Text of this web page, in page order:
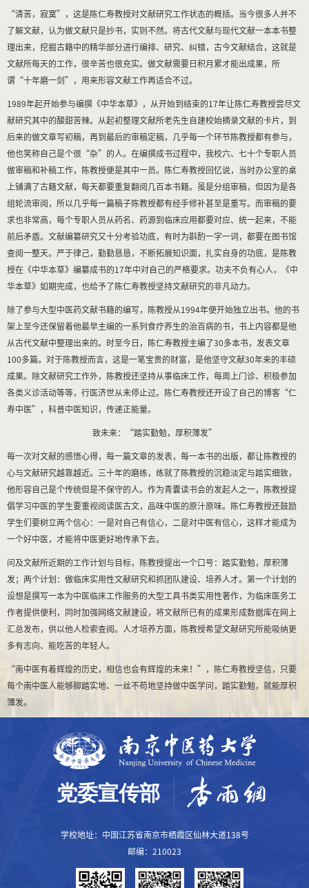
“清苦，寂寞”，这是陈仁寿教授对文献研究工作状态的概括。当今很多人并不
了解文献，认为做文献只是抄书，实则不然。将古代文献与现代文献一本本书整
理出来，挖掘古籍中的精华部分进行编排、研究、纠错，古今文献结合，这就是
文献所每天的工作，很辛苦也很充实。做文献需要日积月累才能出成果，所
谓“十年磨一剑”，用来形容文献工作再适合不过。
1989年起开始参与编撰《中华本草》，从开始到结束的 17年让陈仁寿教授尝尽文
献研究其中的酸甜苦辣。从起初整理文献所老先生自建校始摘录文献的卡片，到
后来的做文章写初稿，再到最后的审稿定稿，几乎每一个环节陈教授都有参与，
他也笑称自己是个很“杂”的人。在编撰成书过程中，我校六、七十个专职人员
做审稿和补稿工作，陈教授便是其中一员。陈仁寿教授回忆说，当时办公室的桌
上铺满了古籍文献，每天都要重复翻阅几百本书籍。虽是分组审稿，但因为是各
组轮流审阅，所以几乎每一篇稿子陈教授都有经手修补甚至是重写。而审稿的要
求也非常高，每个专职人员从药名、药源到临床应用都要对应、统一起来，不能
前后矛盾。文献编纂研究又十分考验功底，有时为斟酌一字一词，都要在图书馆
查阅一整天。严于律己，勤勤恳恳，不断拓展知识面，扎实自身的功底，是陈教
授在《中华本草》编纂成书的 17年中对自己的严格要求。功夫不负有心人，《中
华本草》如期完成，也给予了陈仁寿教授坚持文献研究的非凡动力。
除了参与大型中医药文献书籍的编写，陈教授从 1994年便开始独立出书。他的书
架上至今还保留着他最早主编的一系列食疗养生的治百病的书，书上内容都是他
从古代文献中整理出来的。时至今日，陈仁寿教授主编了 30多本书，发表文章
100多篇。对于陈教授而言，这是一笔宝贵的财富，是他坚守文献30年来的丰硕
成果。除文献研究工作外，陈教授还坚持从事临床工作，每周上门诊、积极参加
各类义诊活动等等，行医济世从未停止过。陈仁寿教授还开设了自己的博客“仁
寿中医”，科普中医知识，传递正能量。
致未来：“踏实勤勉，厚积薄发”
每一次对文献的感悟心得，每一篇文章的发表，每一本书的出版，都让陈教授的
心与文献研究越靠越近。三十年的磨练，练就了陈教授的沉稳淡定与踏实细致，
他形容自己是个传统但是不保守的人。作为青囊读书会的发起人之一，陈教授提
倡学习中医的学生要重视阅读医古文，品味中医的原汁原味。陈仁寿教授还鼓励
学生们要树立两个信心：一是对自己有信心，二是对中医有信心，这样才能成为
一个好中医，才能将中医更好地传承下去。
问及文献所近期的工作计划与目标，陈教授提出一个口号：踏实勤勉，厚积薄
发；两个计划：做临床实用性文献研究和抓团队建设、培养人才。第一个计划的
设想是撰写一本为中医临床工作服务的大型工具书类实用性著作，为临床医务工
作者提供便利，同时加强网络文献建设，将文献所已有的成果形成数据库在网上
汇总发布，供以他人检索查阅。人才培养方面，陈教授希望文献研究所能吸纳更
多有志向、能吃苦的年轻人。
“南中医有着辉煌的历史，相信也会有辉煌的未来！”，陈仁寿教授坚信，只要
每个南中医人能够脚踏实地、一丝不苟地坚持做中医学问，踏实勤勉，就能厚积
薄发。
学校地址：中国江苏省南京市栖霞区仙林大道138号
邮编：210023